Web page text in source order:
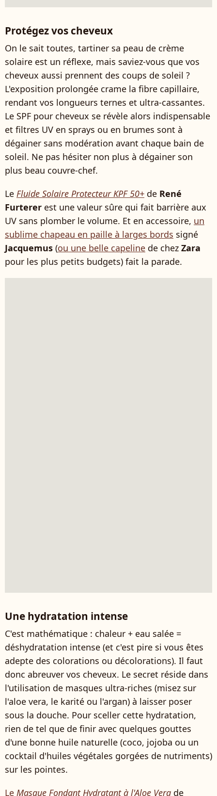
Protégez vos cheveux
On le sait toutes, tartiner sa peau de crème
solaire est un réflexe, mais saviez-vous que vos
cheveux aussi prennent des coups de soleil ?
L'exposition prolongée crame la fibre capillaire,
rendant vos longueurs ternes et ultra-cassantes.
Le SPF pour cheveux se révèle alors indispensable
et filtres UV en sprays ou en brumes sont à
dégainer sans modération avant chaque bain de
soleil. Ne pas hésiter non plus à dégainer son
plus beau couvre-chef.
Le Fluide Solaire Protecteur KPF 50+ de René
Furterer est une valeur sûre qui fait barrière aux
UV sans plomber le volume. Et en accessoire, un
sublime chapeau en paille à larges bords signé
Jacquemus (ou une belle capeline de chez Zara
pour les plus petits budgets) fait la parade.
Une hydratation intense
C'est mathématique : chaleur + eau salée =
déshydratation intense (et c'est pire si vous êtes
adepte des colorations ou décolorations). Il faut
donc abreuver vos cheveux. Le secret réside dans
l'utilisation de masques ultra-riches (misez sur
l'aloe vera, le karité ou l'argan) à laisser poser
sous la douche. Pour sceller cette hydratation,
rien de tel que de finir avec quelques gouttes
d'une bonne huile naturelle (coco, jojoba ou un
cocktail d'huiles végétales gorgées de nutriments)
sur les pointes.
Le Masque Fondant Hydratant à l'Aloe Vera de